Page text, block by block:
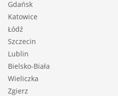
Gdańsk
Katowice
Łódź
Szczecin
Lublin
Bielsko-Biała
Wieliczka
Zgierz